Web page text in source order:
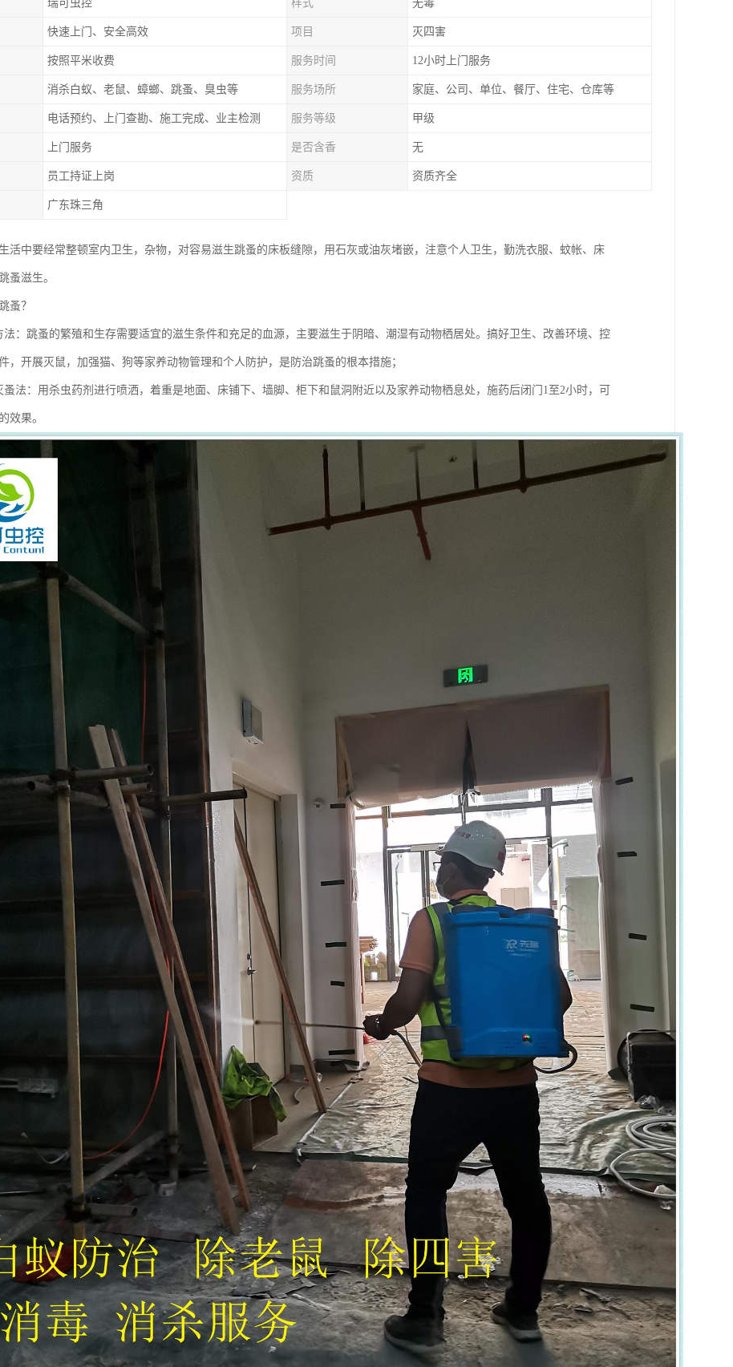
瑞可虫控 样式 无毒
快速上门、安全高效 项目 灭四害
按照平米收费 服务时间 12小时上门服务
消杀白蚁、老鼠、蟑螂、跳蚤、臭虫等 服务场所 家庭、公司、单位、餐厅、住宅、仓库等
电话预约、上门查勘、施工完成、业主检测 服务等级 甲级
上门服务 是否含香 无
员工持证上岗 资质 资质齐全
广东珠三角
活中要经常整顿室内卫生，杂物，对容易滋生跳蚤的床板缝隙，用石灰或油灰堵嵌，注意个人卫生，勤洗衣服、蚊帐、床
蚤滋生。
蚤？
法：跳蚤的繁殖和生存需要适宜的滋生条件和充足的血源，主要滋生于阴暗、潮湿有动物栖居处。搞好卫生、改善环境、控
，开展灭鼠，加强猫、狗等家养动物管理和个人防护，是防治跳蚤的根本措施；
蚤法：用杀虫药剂进行喷洒，着重是地面、床铺下、墙脚、柜下和鼠洞附近以及家养动物栖息处，施药后闭门1至2小时，可
效果。